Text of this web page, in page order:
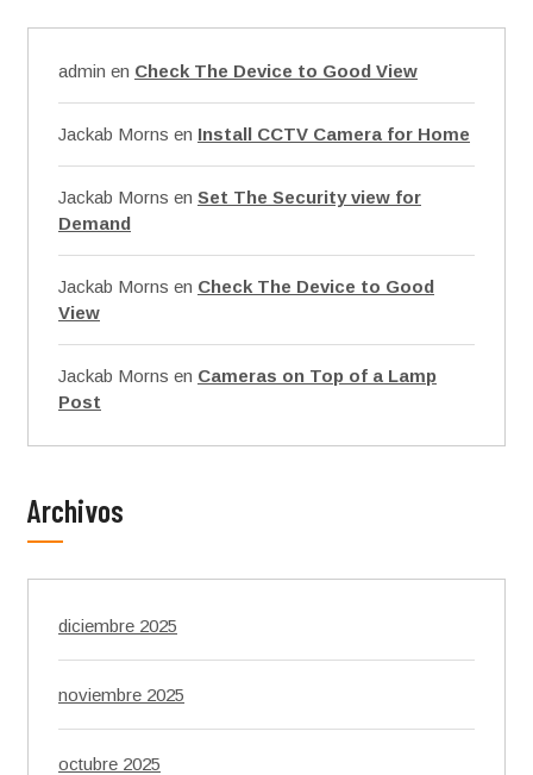
admin en Check The Device to Good View
Jackab Morns en Install CCTV Camera for Home
Jackab Morns en Set The Security view for
Demand
Jackab Morns en Check The Device to Good
View
Jackab Morns en Cameras on Top of a Lamp
Post
Archivos
diciembre 2025
noviembre 2025
octubre 2025